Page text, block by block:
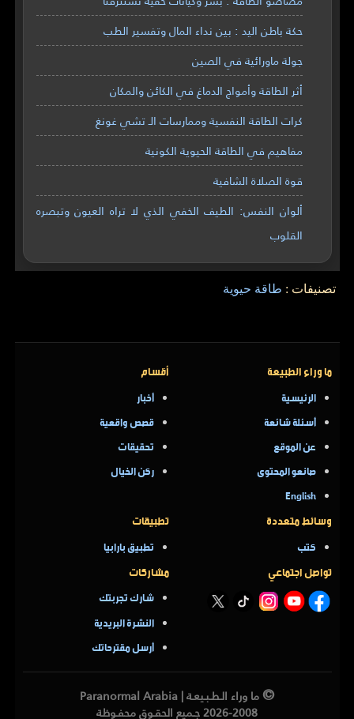
حكة باطن اليد : بين نداء المال وتفسير الطب
جولة ماورائية في الصين
أثر الطاقة وأمواج الدماغ في الكائن والمكان
كرات الطاقة النفسية وممارسات الـ تشي غونغ
مفاهيم في الطاقة الحيوية الكونية
قوة الصلاة الشافية
ألوان النفس: الطيف الخفي الذي لا تراه العيون وتبصره
القلوب
تصنيفات : طاقة حيوية
ما وراء الطبيعة
الرئيسية
أسئلة شائعة
عن الموقع
صانعو المحتوى
English
أقسام
أخبار
قصص واقعية
تحقيقات
ركن الخيال
وسائط متعددة
كتب
تطبيقات
تطبيق بارابيا
تواصل اجتماعي مشاركات
شارك تجربتك
النشرة البريدية
أرسل مقترحاتك
©ما وراء الـطـبـيعـة | Paranormal Arabia
2026-2008 جـميع الحقـوق محفـوظة